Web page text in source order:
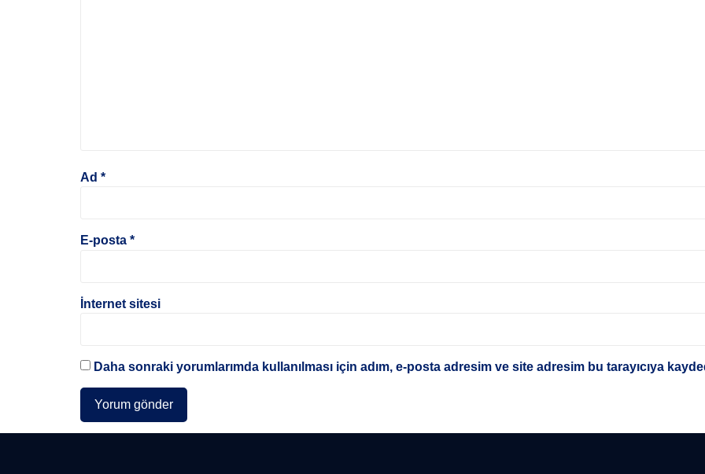
Ad *
E-posta *
İnternet sitesi
Daha sonraki yorumlarımda kullanılması için adım, e-posta adresim ve site adresim bu tarayıcıya